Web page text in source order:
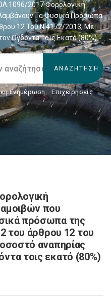
2017 Φορολογική
Τα Φυσικά Πρόσωπα
12 Του Ν.4172/2013, Με
Ογδόντα Τοις Εκατό (80%)
Ενημέρωση, Επιχειρήσεις
που
πρόσωπα της
του άρθρου 12 του
αναπηρίας
τοις εκατό (80%)